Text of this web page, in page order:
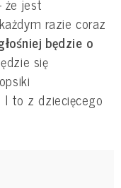
razie coraz
będzie o
się
I to z dziecięcego